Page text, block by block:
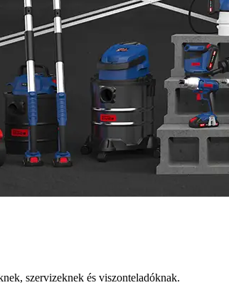
szervizeknek és viszonteladóknak.